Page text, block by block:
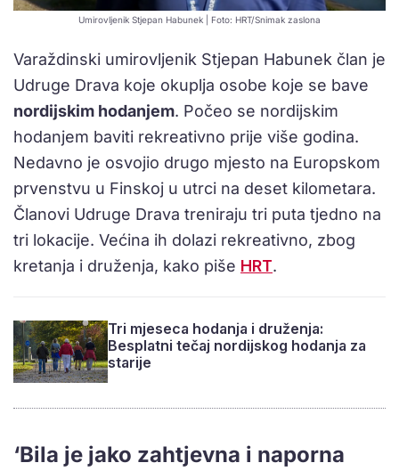
Umirovljenik Stjepan Habunek | Foto: HRT/Snimak zaslona
Varaždinski umirovljenik Stjepan Habunek član je
Udruge Drava koje okuplja osobe koje se bave
nordijskim hodanjem. Počeo se nordijskim
hodanjem baviti rekreativno prije više godina.
Nedavno je osvojio drugo mjesto na Europskom
prvenstvu u Finskoj u utrci na deset kilometara.
Članovi Udruge Drava treniraju tri puta tjedno na
tri lokacije. Većina ih dolazi rekreativno, zbog
kretanja i druženja, kako piše HRT.
Tri mjeseca hodanja i druženja:
Besplatni tečaj nordijskog hodanja za
starije
‘Bila je jako zahtjevna i naporna